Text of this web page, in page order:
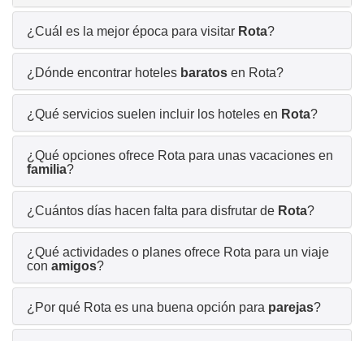
¿Cuál es la mejor época para visitar Rota?
¿Dónde encontrar hoteles baratos en Rota?
¿Qué servicios suelen incluir los hoteles en Rota?
¿Qué opciones ofrece Rota para unas vacaciones en
familia?
¿Cuántos días hacen falta para disfrutar de Rota?
¿Qué actividades o planes ofrece Rota para un viaje
con amigos?
¿Por qué Rota es una buena opción para parejas?